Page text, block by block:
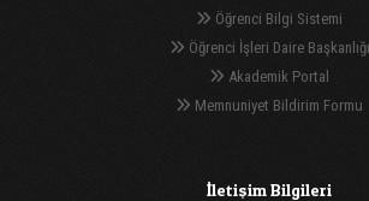
Öğrenci Bilgi Sistemi
Öğrenci İşleri Daire Başkanlığı
Akademik Portal
Memnuniyet Bildirim Formu
İletişim Bilgileri